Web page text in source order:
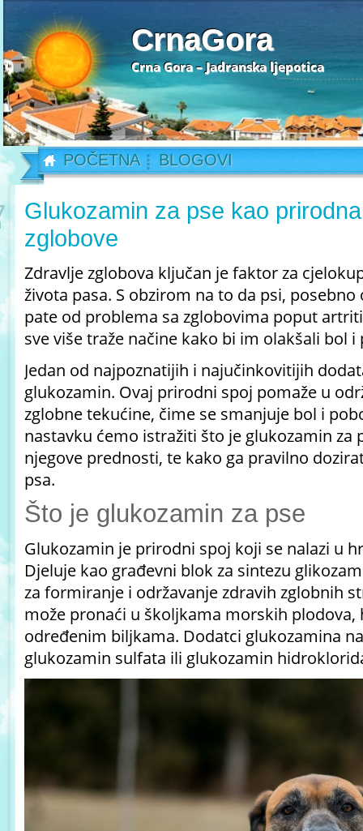
CrnaGora
Crna Gora – Jadranska ljepotica
POČETNA BLOGOVI
Glukozamin za pse kao
zglobove
Zdravlje zglobova ključan je faktor za
života pasa. S obzirom na to da psi,
pate od problema sa zglobovima poput
sve više traže načine kako bi im olakšali bol
Jedan od najpoznatijih i najučinkovitijih
glukozamin. Ovaj prirodni spoj pomaže u
zglobne tekućine, čime se smanjuje bol i
nastavku ćemo istražiti što je glukozamin za
njegove prednosti, te kako ga pravilno
psa.
Što je glukozamin za pse
Glukozamin je prirodni spoj koji se nalazi u
Djeluje kao građevni blok za sintezu
za formiranje i održavanje zdravih zglobnih
može pronaći u školjkama morskih plodova,
određenim biljkama. Dodatci glukozamina
glukozamin sulfata ili glukozamin